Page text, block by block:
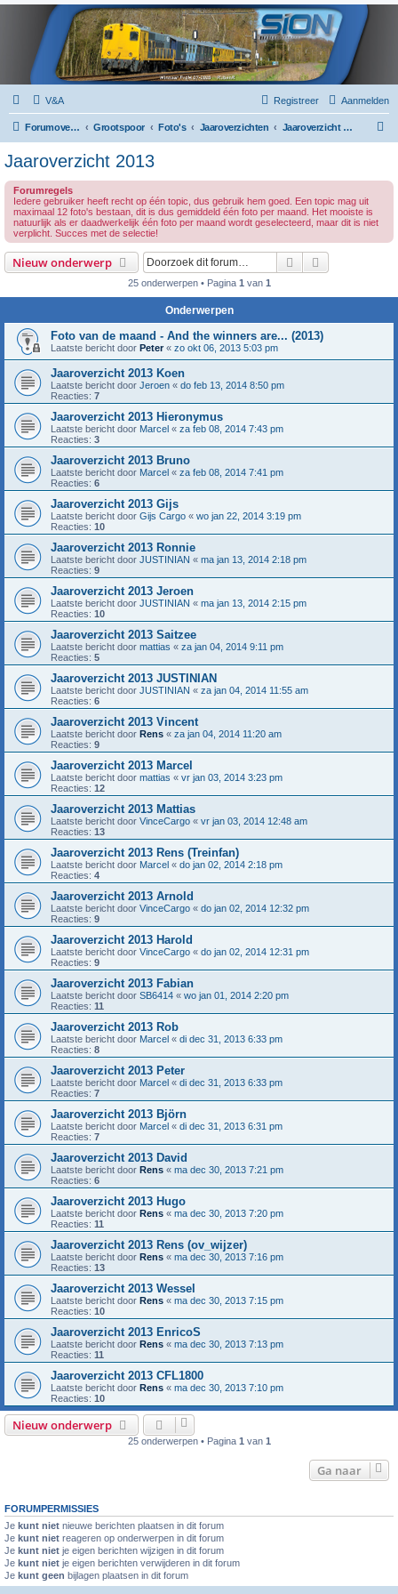
V&A Aanmelden
Registreer
Forumoverzicht Grootspoor Foto's Jaaroverzichten Jaaroverzicht 2013
Jaaroverzicht 2013
Forumregels
Iedere gebruiker heeft recht op één topic, dus gebruik hem goed. Een topic mag uit
maximaal 12 foto's bestaan, dit is dus gemiddeld één foto per maand. Het mooiste is
natuurlijk als er daadwerkelijk één foto per maand wordt geselecteerd, maar dit is niet
verplicht. Succes met de selectie!
Nieuw onderwerp Zoek
25 onderwerpen • Pagina 1 van 1
Onderwerpen
Foto van de maand - And the winners are... (2013)
Laatste bericht door Peter« zo okt 06, 2013 5:03 pm
Jaaroverzicht 2013 Koen
Laatste bericht door Jeroen « do feb 13, 2014 8:50 pm
Reacties: 7
Jaaroverzicht 2013 Hieronymus
Laatste bericht door Marcel « za feb 08, 2014 7:43 pm
Reacties: 3
Jaaroverzicht 2013 Bruno
Laatste bericht door Marcel « za feb 08, 2014 7:41 pm
Reacties: 6
Jaaroverzicht 2013 Gijs
Laatste bericht door Gijs Cargo « wo jan 22, 2014 3:19 pm
Reacties: 10
Jaaroverzicht 2013 Ronnie
Laatste bericht door JUSTINIAN « ma jan 13, 2014 2:18 pm
Reacties: 9
Jaaroverzicht 2013 Jeroen
Laatste bericht door JUSTINIAN « ma jan 13, 2014 2:15 pm
Reacties: 10
Jaaroverzicht 2013 Saitzee
Laatste bericht door mattias « za jan 04, 2014 9:11 pm
Reacties: 5
Jaaroverzicht 2013 JUSTINIAN
Laatste bericht door JUSTINIAN « za jan 04, 2014 11:55 am
Reacties: 6
Jaaroverzicht 2013 Vincent
Laatste bericht door Rens « za jan 04, 2014 11:20 am
Reacties: 9
Jaaroverzicht 2013 Marcel
Laatste bericht door mattias « vr jan 03, 2014 3:23 pm
Reacties: 12
Jaaroverzicht 2013 Mattias
Laatste bericht door VinceCargo « vr jan 03, 2014 12:48 am
Reacties: 13
Jaaroverzicht 2013 Rens (Treinfan)
Laatste bericht door Marcel « do jan 02, 2014 2:18 pm
Reacties: 4
Jaaroverzicht 2013 Arnold
Laatste bericht door VinceCargo « do jan 02, 2014 12:32 pm
Reacties: 9
Jaaroverzicht 2013 Harold
Laatste bericht door VinceCargo « do jan 02, 2014 12:31 pm
Reacties: 9
Jaaroverzicht 2013 Fabian
Laatste bericht door SB6414 « wo jan 01, 2014 2:20 pm
Reacties: 11
Jaaroverzicht 2013 Rob
Laatste bericht door Marcel « di dec 31, 2013 6:33 pm
Reacties: 8
Jaaroverzicht 2013 Peter
Laatste bericht door Marcel « di dec 31, 2013 6:33 pm
Reacties: 7
Jaaroverzicht 2013 Björn
Laatste bericht door Marcel « di dec 31, 2013 6:31 pm
Reacties: 7
Jaaroverzicht 2013 David
Laatste bericht door Rens « ma dec 30, 2013 7:21 pm
Reacties: 6
Jaaroverzicht 2013 Hugo
Laatste bericht door Rens « ma dec 30, 2013 7:20 pm
Reacties: 11
Jaaroverzicht 2013 Rens (ov_wijzer)
Laatste bericht door Rens « ma dec 30, 2013 7:16 pm
Reacties: 13
Jaaroverzicht 2013 Wessel
Laatste bericht door Rens « ma dec 30, 2013 7:15 pm
Reacties: 10
Jaaroverzicht 2013 EnricoS
Laatste bericht door Rens « ma dec 30, 2013 7:13 pm
Reacties: 11
Jaaroverzicht 2013 CFL1800
Laatste bericht door Rens « ma dec 30, 2013 7:10 pm
Reacties: 10
Nieuw onderwerp
25 onderwerpen • Pagina 1 van 1
Ga naar
FORUMPERMISSIES
Je kunt niet nieuwe berichten plaatsen in dit forum
Je kunt niet reageren op onderwerpen in dit forum
Je kunt niet je eigen berichten wijzigen in dit forum
Je kunt niet je eigen berichten verwijderen in dit forum
Je kunt geen bijlagen plaatsen in dit forum